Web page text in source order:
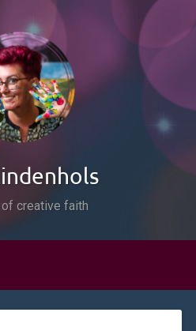
creative faith